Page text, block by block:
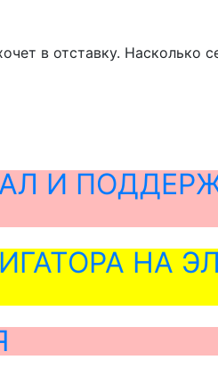
в отставку. Насколько
И
НА